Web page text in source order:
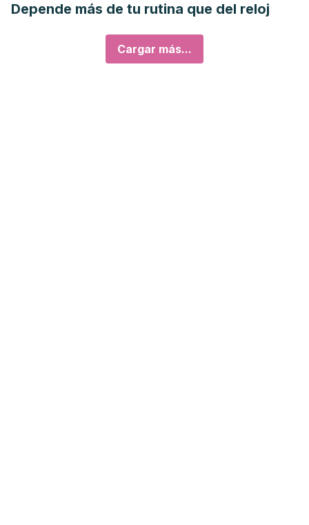
Depende más de tu rutina que del reloj
Cargar más...